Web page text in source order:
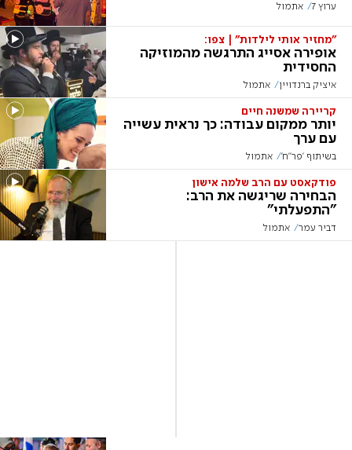
ערוץ 7 אתמול
"מחזיר אותי לילדות" | צפו:
אופירה אסייג התרגשה מהמוזיקה
החסידית
איציק ברנדויין אתמול
קריירה שמשנה חיים
יותר ממקום עבודה: כך נראית עשייה
עם ערך
בשיתוף 'פר"ח' אתמול
פודקאסט עם הרב שלמה אישון
הבחירה שריגשה את הרב:
"התפעלתי"
דביר עמר אתמול